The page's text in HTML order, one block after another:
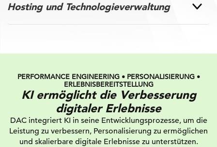
Hosting und Technologieverwaltung
PERFORMANCE ENGINEERING • PERSONALISIERUNG •
ERLEBNISBEREITSTELLUNG
KI ermöglicht die Verbesserung
digitaler Erlebnisse
DAC integriert KI in seine Entwicklungsprozesse, um die
Leistung zu verbessern, Personalisierung zu ermöglichen
und skalierbare digitale Erlebnisse zu unterstützen.